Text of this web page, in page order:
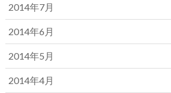
2014年7月
2014年6月
2014年5月
2014年4月